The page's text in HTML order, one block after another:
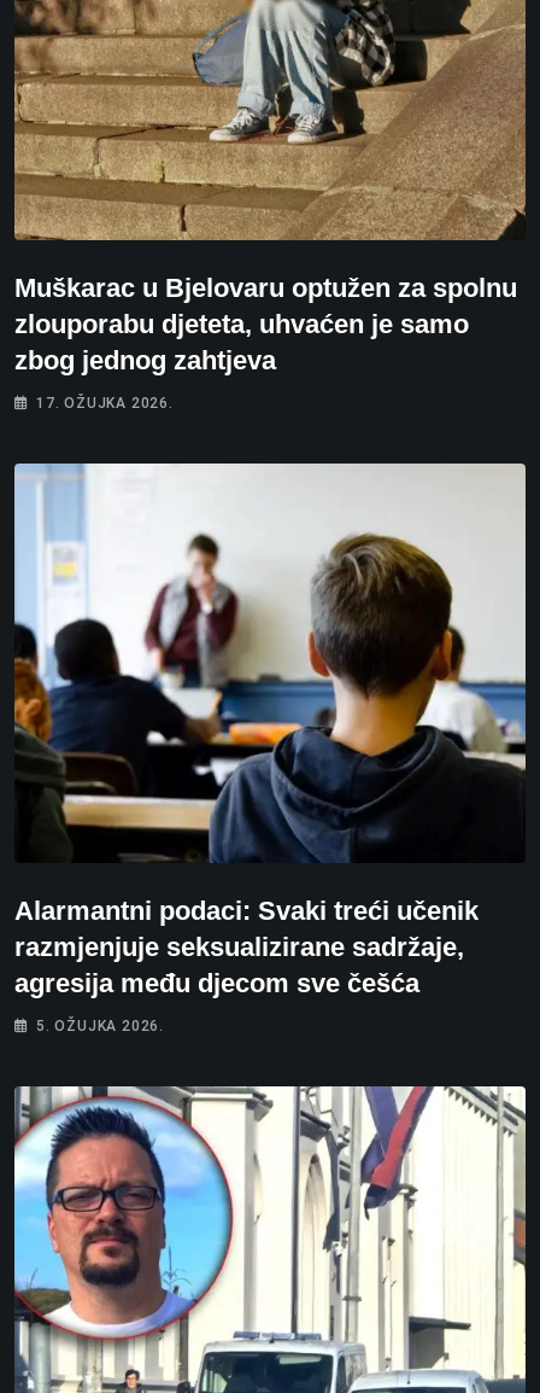
Muškarac u Bjelovaru optužen za spolnu
zlouporabu djeteta, uhvaćen je samo
zbog jednog zahtjeva
17. OŽUJKA 2026.
Alarmantni podaci: Svaki treći učenik
razmjenjuje seksualizirane sadržaje,
agresija među djecom sve češća
5. OŽUJKA 2026.